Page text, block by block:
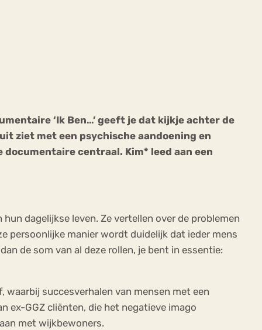
‘Ik Ben…’ geeft je dat kijkje achter de
ziet met een psychische aandoening en
documentaire centraal. Kim* leed aan een
dagelijkse leven. Ze vertellen over de problemen
persoonlijke manier wordt duidelijk dat ieder mens
de som van al deze rollen, je bent in essentie:
succesverhalen van mensen met een
ex-GGZ cliënten, die het negatieve imago
met wijkbewoners.